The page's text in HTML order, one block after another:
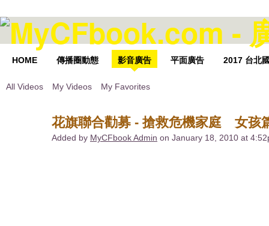
HOME 傳播圈動態 影音廣告 平面廣告 2017 台北
All Videos My Videos My Favorites
花旗聯合勸募 - 搶救危機家庭 女孩
Added by MyCFbook Admin on January 18, 2010 at